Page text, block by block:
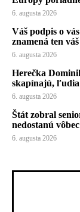
6. augusta 2026
Váš podpis o
znamená ten váš
6. augusta 2026
Herečka
skapínajú, ľudia
6. augusta 2026
Štát zobral
nedostanú
6. augusta 2026